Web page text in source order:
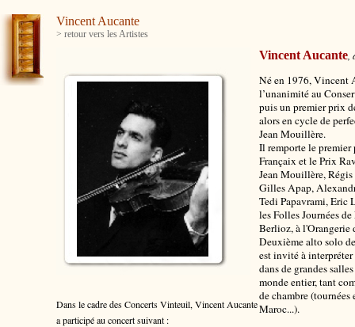
Vincent Aucante
> retour vers les Artistes
Vincent Aucante
Né en 1976, Vincent
l’unanimité au
puis un premier prix
alors en cycle de
Jean Mouillère.
Il remporte le
Françaix et le Prix
Jean Mouillère,
Gilles Apap,
Tedi Papavrami, Eric
les Folles Journées
Berlioz, à l'Orangerie
Deuxième alto solo
est invité à
dans de grandes
monde entier, tant
de chambre
Maroc...).
Dans le cadre des Concerts Vinteuil, Vincent Aucante
a participé au concert suivant :